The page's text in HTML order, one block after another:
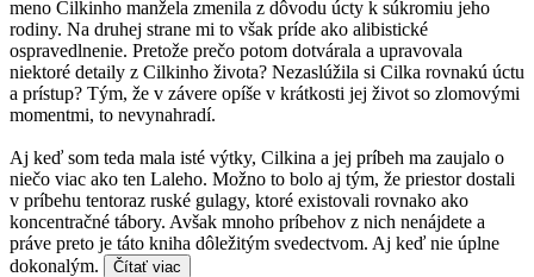
meno Cilkinho manžela zmenila z dôvodu úcty k súkromiu jeho
rodiny. Na druhej strane mi to však príde ako alibistické
ospravedlnenie. Pretože prečo potom dotvárala a upravovala
niektoré detaily z Cilkinho života? Nezaslúžila si Cilka rovnakú úctu
a prístup? Tým, že v závere opíše v krátkosti jej život so zlomovými
momentmi, to nevynahradí.
Aj keď som teda mala isté výtky, Cilkina a jej príbeh ma zaujalo o
niečo viac ako ten Laleho. Možno to bolo aj tým, že priestor dostali
v príbehu tentoraz ruské gulagy, ktoré existovali rovnako ako
koncentračné tábory. Avšak mnoho príbehov z nich nenájdete a
práve preto je táto kniha dôležitým svedectvom. Aj keď nie úplne
dokonalým.
Čítať viac